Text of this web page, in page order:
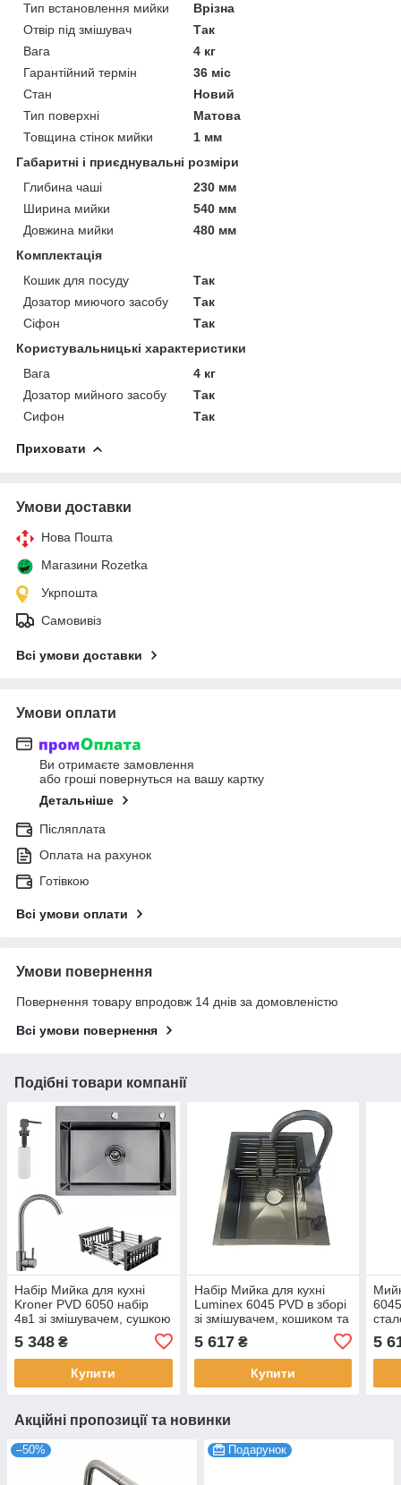
Тип встановлення мийки
Врізна
Отвір під змішувач
Так
Вага
4 кг
Гарантійний термін
36 міс
Стан
Новий
Тип поверхні
Матова
Товщина стінок мийки
1 мм
Габаритні і приєднувальні розміри
Глибина чаші
230 мм
Ширина мийки
540 мм
Довжина мийки
480 мм
Комплектація
Кошик для посуду
Так
Дозатор миючого засобу
Так
Сіфон
Так
Користувальницькі характеристики
Вага
4 кг
Дозатор мийного засобу
Так
Сифон
Так
Приховати
Умови доставки
Нова Пошта
Магазини Rozetka
Укрпошта
Самовивіз
Всі умови доставки
Умови оплати
Ви отримаєте замовлення
або гроші повернуться на вашу картку
Детальніше
Післяплата
Оплата на рахунок
Готівкою
Всі умови оплати
Умови повернення
Повернення товару впродовж 14 днів за домовленістю
Всі умови повернення
Подібні товари компанії
Набір Мийка для кухні
Kroner PVD 6050 набір
4в1 зі змішувачем, сушкою
кухонна
5 348 ₴
Купити
Набір Мийка для кухні
Luminex 6045 PVD в зборі
зі змішувачем, кошиком та
раковина на кухню
5 617₴
Купити
5
Акційні пропозиції та новинки
–50% Подарунок